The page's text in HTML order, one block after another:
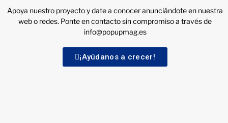
Apoya nuestro proyecto y date a conocer anunciándote en nuestra
web o redes. Ponte en contacto sin compromiso a través de
info@popupmag.es
¡Ayúdanos a crecer!